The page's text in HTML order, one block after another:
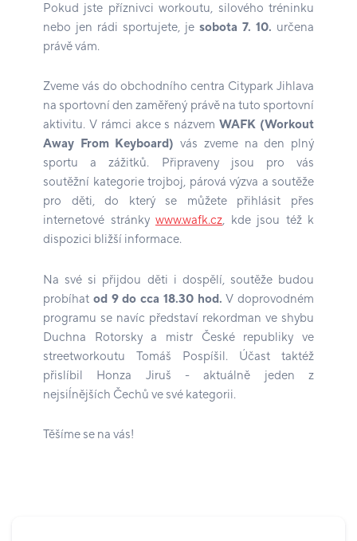
Pokud jste příznivci workoutu, silového tréninku
nebo jen rádi sportujete, je sobota 7. 10. určena
právě vám.
Zveme vás do obchodního centra Citypark Jihlava
na sportovní den zaměřený právě na tuto sportovní
aktivitu. V rámci akce s názvemWAFK (Workout
Away From Keyboard) vás zveme na den plný
sportu a zážitků. Připraveny jsou pro vás
soutěžní kategorie trojboj, párová výzva a soutěže
pro děti, do který se můžete přihlásit přes
internetové stránky www.wafk.cz, kde jsou též k
dispozici bližší informace.
Na své si přijdou děti i dospělí, soutěže budou
probíhat od 9 do cca 18.30 hod. V doprovodném
programu se navíc představí rekordman ve shybu
Duchna Rotorsky a mistr České republiky ve
streetworkoutu Tomáš Pospíšil. Účast taktéž
přislíbil Honza Jiruš - aktuálně jeden z
nejsiĺnějších Čechů ve své kategorii.
Těšíme se na vás!